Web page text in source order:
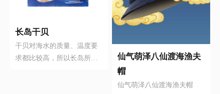
进毛发生长、抗衰老、缓解
老人、孕妇尤有益补的功
效。它的做法也简单：炒
菜、调馅儿只要你能做出来
长岛干贝
干贝对海水的质量、温度要
求都比较高，所以长岛所出
因为生长周期长，它的肉质
就肥厚，蛋白质中氨基酸的
参。长岛刺参不论男女老
少，还是术后、产妇、哺乳
期和亚健康人群都是最好的
补品。
仙气萌泽八仙渡海渔夫
帽
仙气萌泽八仙渡海渔夫帽